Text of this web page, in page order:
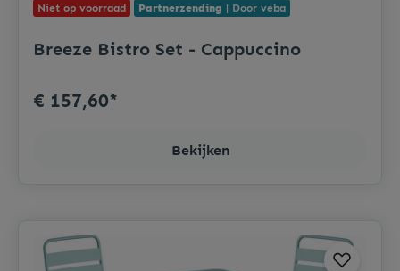
Niet op voorraad Partnerzending | Door veba
Breeze Bistro Set - Cappuccino
€ 157,60*
Bekijken